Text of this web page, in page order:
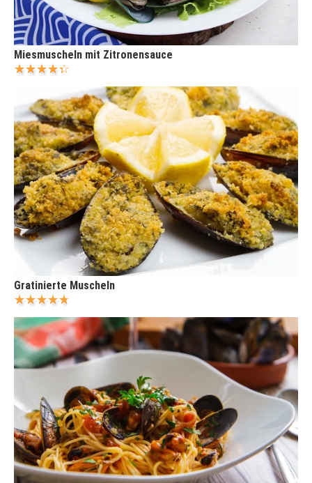
Miesmuscheln mit Zitronensauce
Gratinierte Muscheln